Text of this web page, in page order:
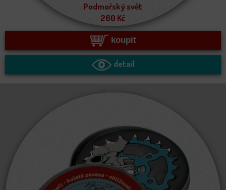
Podmořský svět
260 Kč
koupit
detail